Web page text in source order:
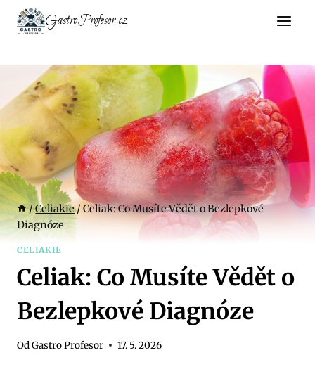
Přeskočit
GastroProfesor.cz
/Celiakie/ Celiak: Co Musíte Vědět o Bezlepkové
Diagnóze
CELIAKIE
Celiak: Co Musíte Vědět o
Bezlepkové Diagnóze
OdGastro Profesor 17. 5. 2026